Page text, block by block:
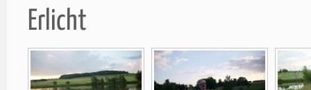
Erlicht